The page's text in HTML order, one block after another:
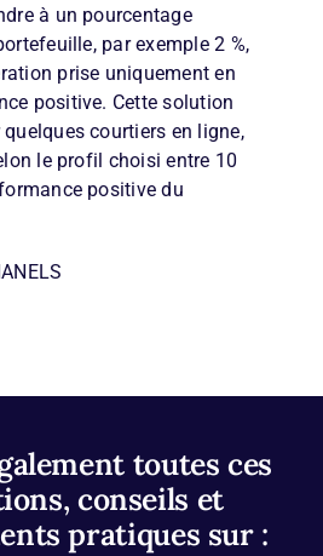
à un pourcentage
par exemple 2 %,
prise uniquement en
positive. Cette solution
courtiers en ligne,
le profil choisi entre 10
positive du
toutes ces
conseils et
pratiques sur :